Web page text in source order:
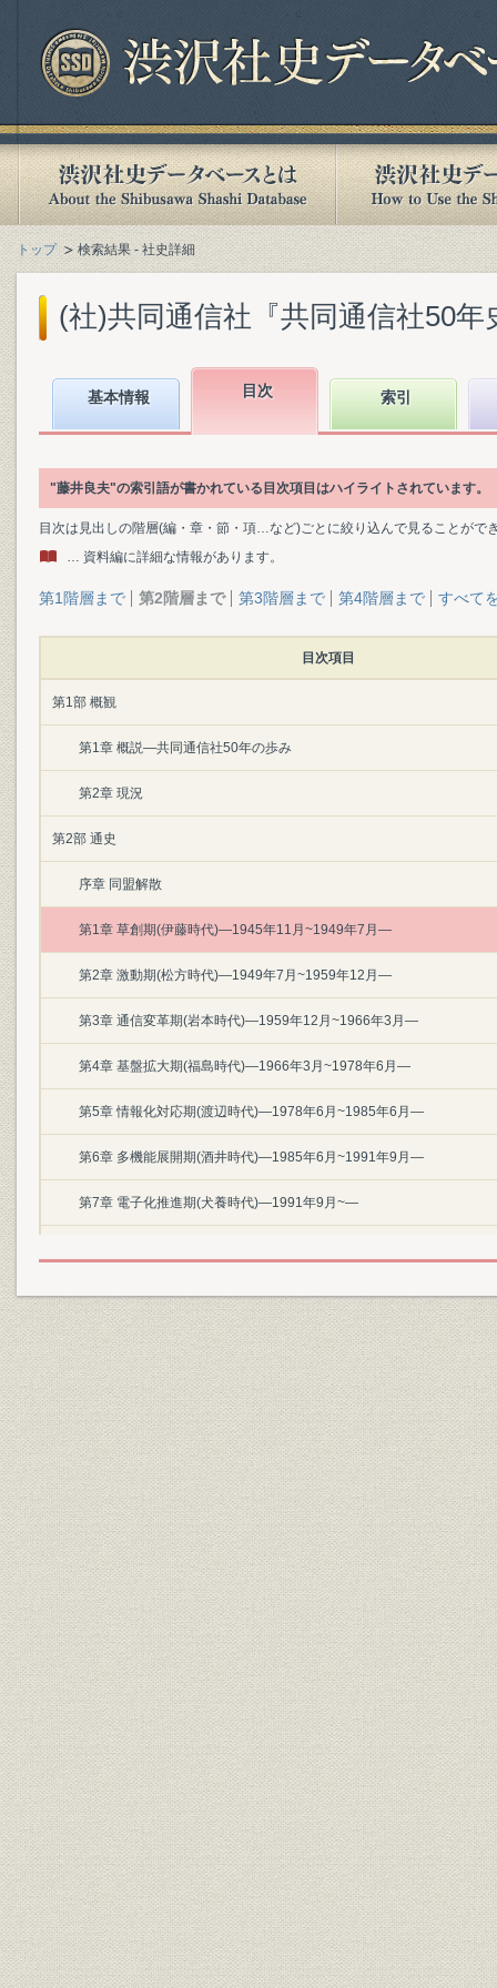
トップ 検索結果 - 社史詳細
(社)共同通信社『共同通信社50年
基本情報 目次 索引
"藤井良夫"の索引語が書かれている目次項目はハイライトされています。
目次は見出しの階層(編・章・節・項…など)ごとに絞り込んで見ることがで
… 資料編に詳細な情報があります。
第1階層まで 第2階層まで 第3階層まで 第4階層まで すべて
目次項目
第1部 概観
第1章 概説―共同通信社50年の歩み
第2章 現況
第2部 通史
序章 同盟解散
第1章 草創期(伊藤時代)―1945年11月~1949年7月―
第2章 激動期(松方時代)―1949年7月~1959年12月―
第3章 通信変革期(岩本時代)―1959年12月~1966年3月―
第4章 基盤拡大期(福島時代)―1966年3月~1978年6月―
第5章 情報化対応期(渡辺時代)―1978年6月~1985年6月―
第6章 多機能展開期(酒井時代)―1985年6月~1991年9月―
第7章 電子化推進期(犬養時代)―1991年9月~―
第1章 株式会社共同通信社
第2章 株式会社共同通信会館
第3章 株式会社共同通信リース
第4部 前史
第1章 近代的通信社の始まり
第2章 本格派電通、聯合
第3章 同盟通信社
第4章 通信技術の推移